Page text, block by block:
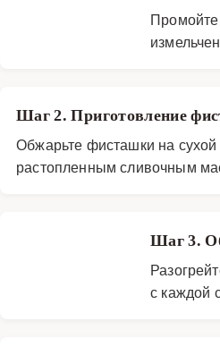
Шаг 2. Приготовление
Обжарьте фисташки на
растопленным сливочным
Шаг 3.
с каждой